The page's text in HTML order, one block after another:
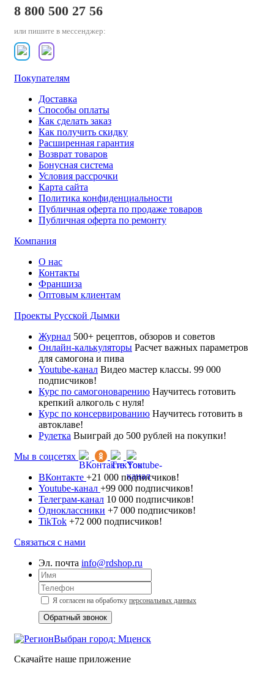
8 800 500 27 56
или пишите в мессенджер:
Покупателям
Доставка
Способы оплаты
Как сделать заказ
Как получить скидку
Расширенная гарантия
Возврат товаров
Бонусная система
Условия рассрочки
Карта сайта
Политика конфиденциальности
Публичная оферта по продаже товаров
Публичная оферта по ремонту
Компания
О нас
Контакты
Франшиза
Оптовым клиентам
Проекты Русской Дымки
Журнал 500+ рецептов, обзоров и советов
Онлайн-калькуляторы Расчет важных параметров
для самогона и пива
Youtube-канал Видео мастер классы. 99 000
подписчиков!
Курс по самогоноварению Научитесь готовить
крепкий алкоголь с нуля!
Курс по консервированию Научитесь готовить в
автоклаве!
Рулетка Выиграй до 500 рублей на покупки!
Мы в соцсетях
ВКонтакте +21 000 подписчиков!
Youtube-канал +99 000 подписчиков!
Телеграм-канал 10 000 подписчиков!
Одноклассники +7 000 подписчиков!
TikTok +72 000 подписчиков!
Связаться с нами
Эл. почта info@rdshop.ru
Я согласен на обработку персональных данных
Выбран город: Мценск
Скачайте наше приложение